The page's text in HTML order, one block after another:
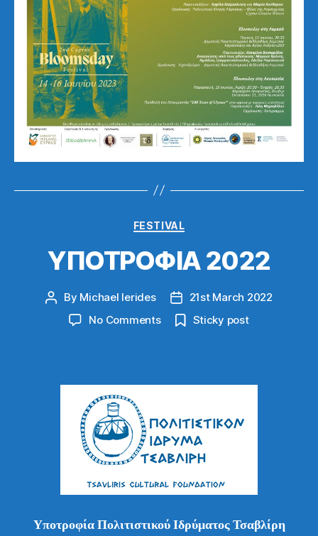
Categories
FESTIVAL
ΥΠΟΤΡΟΦΙΑ 2022
Post
author
By Michael Ierides
Post
date
21st March 2022
No Commentson
Sticky post
Υποτροφία Πολιτιστικού Ιδρύματος Τσαβλίρη